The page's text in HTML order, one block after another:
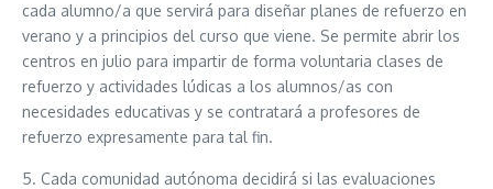
cada alumno/a que servirá para diseñar planes de refuerzo en
verano y a principios del curso que viene. Se permite abrir los
centros en julio para impartir de forma voluntaria clases de
refuerzo y actividades lúdicas a los alumnos/as con
necesidades educativas y se contratará a profesores de
refuerzo expresamente para tal fin.
5. Cada comunidad autónoma decidirá si las evaluaciones